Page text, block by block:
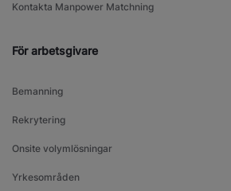
Kontakta Manpower Matchning
För arbetsgivare
Bemanning
Rekrytering
Onsite volymlösningar
Yrkesområden